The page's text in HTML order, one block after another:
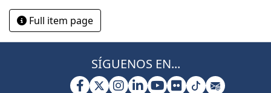
Full item page
SÍGUENOS EN...